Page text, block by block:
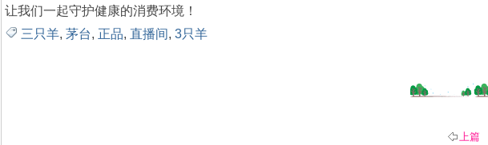
让我们一起守护健康的消费环境！
三只羊,茅台, 正品,直播间,3只羊
上篇